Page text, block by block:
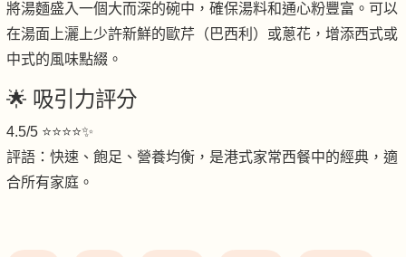
將湯麵盛入一個大而深的碗中，確保湯料和通心粉豐富。可以
在湯面上灑上少許新鮮的歐芹（巴西利）或蔥花，增添西式或
中式的風味點綴。
🌟 吸引力評分
4.5/5 ⭐⭐⭐⭐✨
評語：快速、飽足、營養均衡，是港式家常西餐中的經典，適
合所有家庭。